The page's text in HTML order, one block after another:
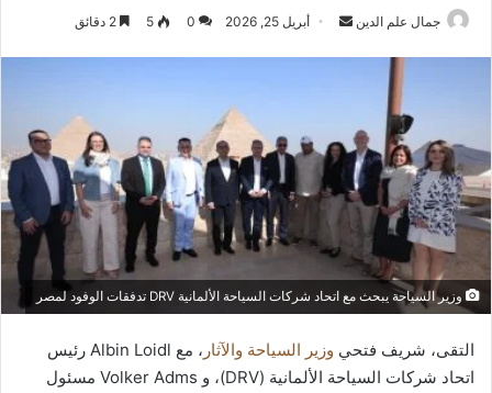
جمال علم الدين
أرسل أبريل 25, 2026 0
5
وزير السياحة يبحث مع اتحاد شركات السياحة الألمانية DRV تدفقات الوفود لمصر
التقى، شريف فتحي وزير السياحة والآثار
، مع Albin Loidl رئيس
اتحاد شركات السياحة الألمانية (DRV)، و Volker Adms مسئول